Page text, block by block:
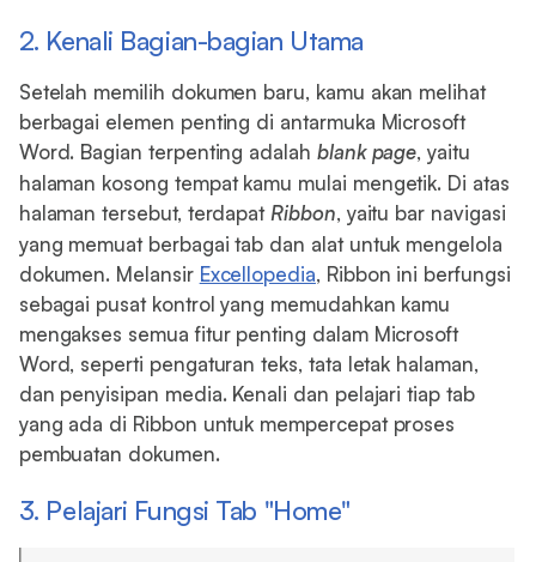
2. Kenali Bagian-bagian Utama
Setelah memilih dokumen baru, kamu akan melihat
berbagai elemen penting di antarmuka Microsoft
Word. Bagian terpenting adalah blank page, yaitu
halaman kosong tempat kamu mulai mengetik. Di atas
halaman tersebut, terdapatRibbon, yaitu bar navigasi
yang memuat berbagai tab dan alat untuk mengelola
dokumen. Melansir Excellopedia, Ribbon ini berfungsi
sebagai pusat kontrol yang memudahkan kamu
mengakses semua fitur penting dalam Microsoft
Word, seperti pengaturan teks, tata letak halaman,
dan penyisipan media. Kenali dan pelajari tiap tab
yang ada di Ribbon untuk mempercepat proses
pembuatan dokumen.
3. Pelajari Fungsi Tab "Home"